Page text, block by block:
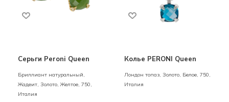
Серьги Peroni Queen
Бриллиант натуральный,
Жадеит, Золото, Желтое, 750,
Италия
Колье PERONI Queen
Лондон топаз, Золото, Белое, 750,
Италия